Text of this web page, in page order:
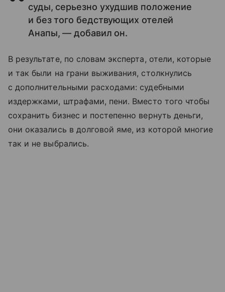
суды, серьезно ухудшив положение
и без того бедствующих отелей
Анапы, — добавил он.
В результате, по словам эксперта, отели, которые
и так были на грани выживания, столкнулись
с дополнительными расходами: судебными
издержками, штрафами, пени. Вместо того чтобы
сохранить бизнес и постепенно вернуть деньги,
они оказались в долговой яме, из которой многие
так и не выбрались.